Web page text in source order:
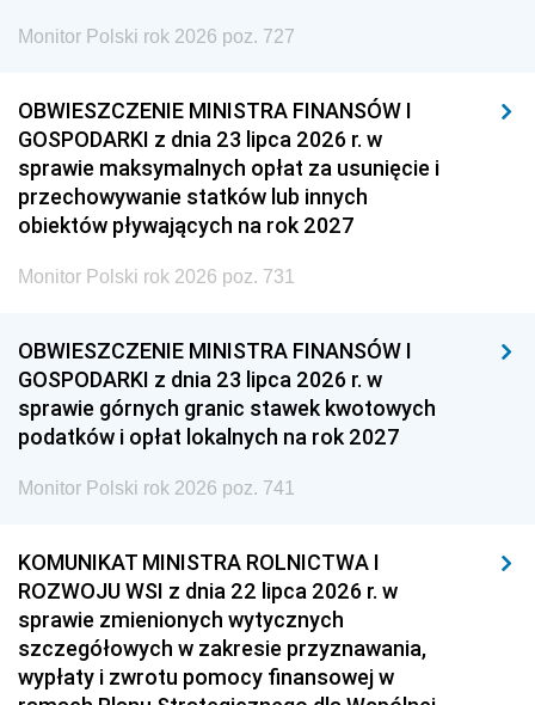
Monitor Polski rok 2026 poz. 727
OBWIESZCZENIE MINISTRA FINANSÓW I
GOSPODARKI z dnia 23 lipca 2026 r. w
sprawie maksymalnych opłat za usunięcie i
przechowywanie statków lub innych
obiektów pływających na rok 2027
Monitor Polski rok 2026 poz. 731
OBWIESZCZENIE MINISTRA FINANSÓW I
GOSPODARKI z dnia 23 lipca 2026 r. w
sprawie górnych granic stawek kwotowych
podatków i opłat lokalnych na rok 2027
Monitor Polski rok 2026 poz. 741
KOMUNIKAT MINISTRA ROLNICTWA I
ROZWOJU WSI z dnia 22 lipca 2026 r. w
sprawie zmienionych wytycznych
szczegółowych w zakresie przyznawania,
wypłaty i zwrotu pomocy finansowej w